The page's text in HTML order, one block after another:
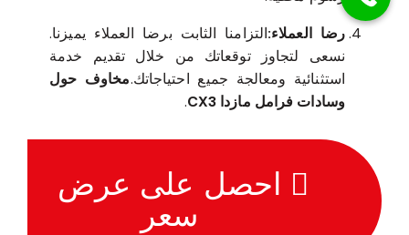
رضا العملاء:التزامنا الثابت برضا العملاء يميزنا.
نسعى لتجاوز توقعاتك من خلال تقديم خدمة
استثنائية ومعالجة جميع احتياجاتك.مخاوف حول
وسادات فرامل مازدا CX3
.
احصل على عرض
سعر